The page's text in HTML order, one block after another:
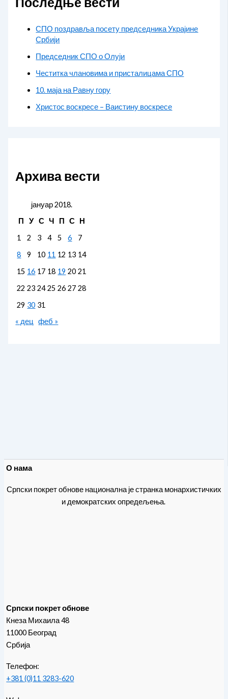
СПО поздравља посету председника Украјине
Србији
Председник СПО о Олуји
Честитка члановима и присталицама СПО
10. маја на Равну гору
Христос воскресе – Ваистину воскресе
Архива вести
јануар 2018.
П
У С Ч П С Н
1
2 3 4 5 6
7
8
9 10 11 12 13 14
15 16 17 18 19 20 21
22 23 24 25 26 27 28
29 30 31
« дец
феб »
О нама
Српски покрет обнове национална је странка монархистичких
и демократских опредељења.
Српски покрет обнове
Кнеза Михаила 48
11000 Београд
Србија
Телефон:
+381 (0)11 3283-620